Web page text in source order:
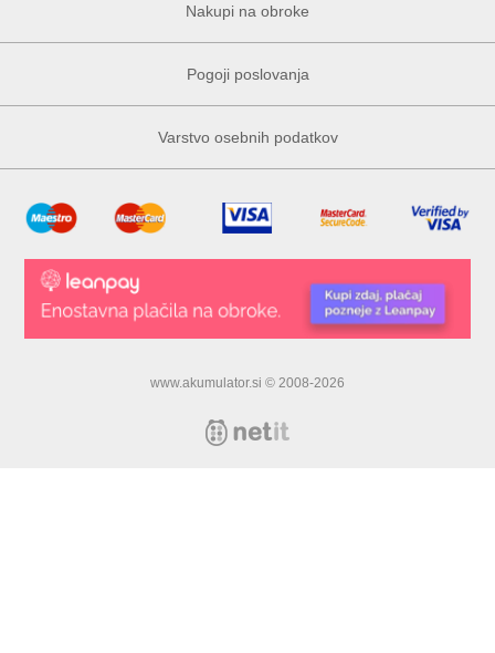
Nakupi na obroke
Pogoji poslovanja
Varstvo osebnih podatkov
www.akumulator.si © 2008-2026